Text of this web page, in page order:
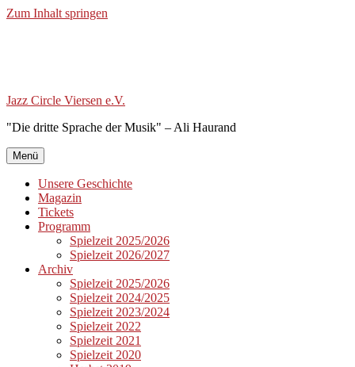
Zum Inhalt springen
Jazz Circle Viersen e.V.
"Die dritte Sprache der Musik" – Ali Haurand
Menü
Unsere Geschichte
Magazin
Tickets
Programm
Spielzeit 2025/2026
Spielzeit 2026/2027
Archiv
Spielzeit 2025/2026
Spielzeit 2024/2025
Spielzeit 2023/2024
Spielzeit 2022
Spielzeit 2021
Spielzeit 2020